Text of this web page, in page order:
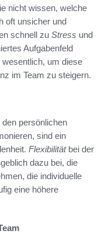
nicht wissen, welche
oft unsicher und
schnell zu Stress und
Aufgabenfeld
wesentlich, um diese
im Team zu steigern.
persönlichen
sind ein
Flexibilitätbei der
dazu bei, die
die individuelle
eine höhere